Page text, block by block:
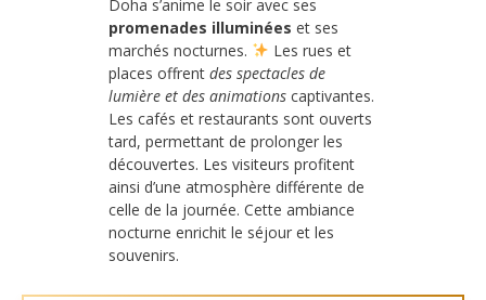
Doha s’anime le soir avec ses
promenades illuminées et ses
marchés nocturnes.
Les rues et
places offrent des spectacles de
lumière et des animations captivantes.
Les cafés et restaurants sont ouverts
tard, permettant de prolonger les
découvertes. Les visiteurs profitent
ainsi d’une atmosphère différente de
celle de la journée. Cette ambiance
nocturne enrichit le séjour et les
souvenirs.